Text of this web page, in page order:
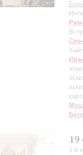
19
1-й